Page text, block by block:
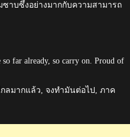
าบซึ้งอย่างมากกับความสามารถ
far already, so carry on. Proud of
มากแล้ว, จงทำมันต่อไป, ภาค